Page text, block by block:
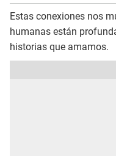
Estas conexiones nos
humanas están
historias que amamos.